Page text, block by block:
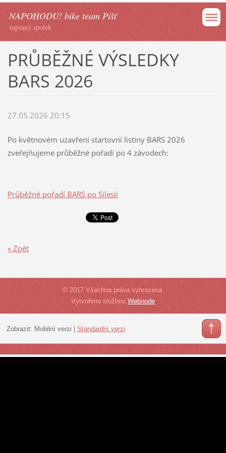
NAPOHODU! bike team Píšť
zapsaný spolek
PRŮBĚŽNÉ VÝSLEDKY
BARS 2026
27.05.2026 20:15
Po květnovém uzavření startovní listiny BARS 2026
zveřejňujeme průběžné pořadí po 4 závodech:
Průběžné pořadí BARS po Silesii
« Zpět
© 2017 Všechna práva vyhrazena.
Vytvořeno službou Webnode
Zobrazit: Mobilní verzi Standardní verzi